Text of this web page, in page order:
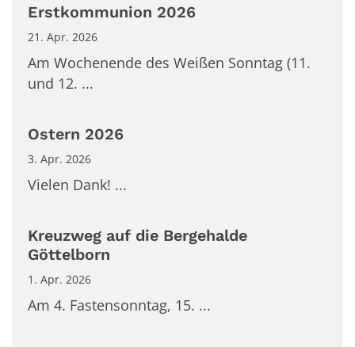
Erstkommunion 2026
21. Apr. 2026
Am Wochenende des Weißen Sonntag (11.
und 12. ...
Ostern 2026
3. Apr. 2026
Vielen Dank! ...
Kreuzweg auf die Bergehalde
Göttelborn
1. Apr. 2026
Am 4. Fastensonntag, 15. ...